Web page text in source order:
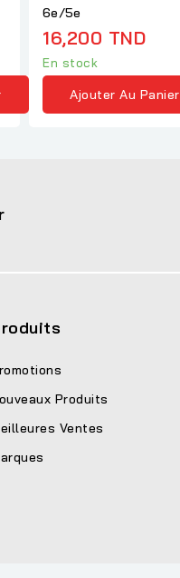
6e/5e
16,200 TND
En stock
Ajouter Au Panier
Produits
Ventes